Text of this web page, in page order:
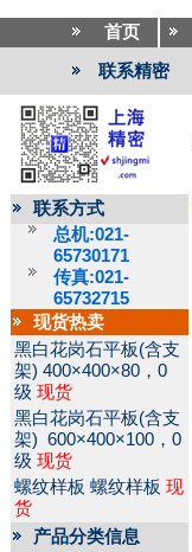
首页
联系精密
联系方式
总机:021-
65730171
传真:021-
65732715
现货热卖
黑白花岗石平板(含支
架) 400×400×80，0
级 现货
黑白花岗石平板(含支
架) 600×400×100，0
级 现货
螺纹样板 螺纹样板 现
货
产品分类信息